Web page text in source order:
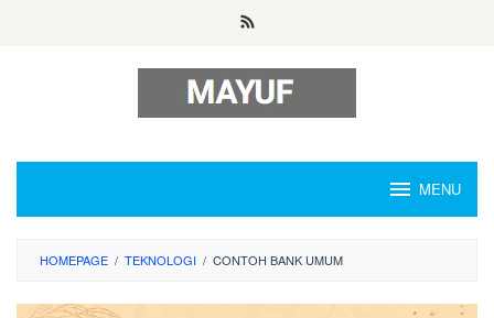
MENU
HOMEPAGE / TEKNOLOGI / CONTOH BANK UMUM